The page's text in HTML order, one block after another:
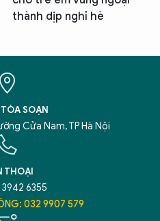
thành dịp nghỉ hè
SOẠN
Cửa Nam, TP Hà Nội
THOẠI
6355
032 9907 579